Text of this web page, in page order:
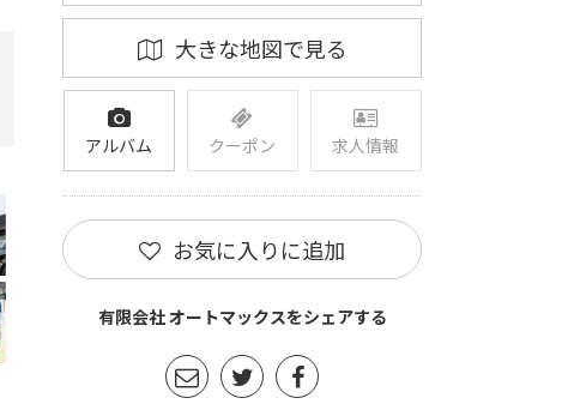
大きな地図で見る
アルバム クーポン 求人情報
お気に入りに追加
有限会社 オートマックスをシェアする